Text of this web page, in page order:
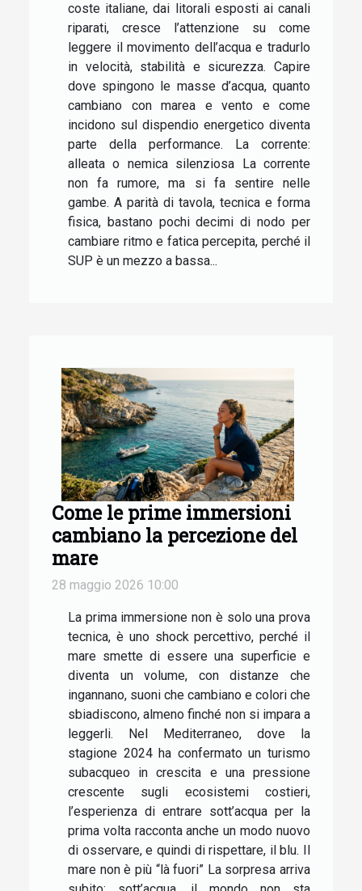
coste italiane, dai litorali esposti ai canali
riparati, cresce l’attenzione su come
leggere il movimento dell’acqua e tradurlo
in velocità, stabilità e sicurezza. Capire
dove spingono le masse d’acqua, quanto
cambiano con marea e vento e come
incidono sul dispendio energetico diventa
parte della performance. La corrente:
alleata o nemica silenziosa La corrente
non fa rumore, ma si fa sentire nelle
gambe. A parità di tavola, tecnica e forma
fisica, bastano pochi decimi di nodo per
cambiare ritmo e fatica percepita, perché il
SUP è un mezzo a bassa...
Come le prime immersioni
cambiano la percezione del
mare
28 maggio 2026 10:00
La prima immersione non è solo una prova
tecnica, è uno shock percettivo, perché il
mare smette di essere una superficie e
diventa un volume, con distanze che
ingannano, suoni che cambiano e colori che
sbiadiscono, almeno finché non si impara a
leggerli. Nel Mediterraneo, dove la
stagione 2024 ha confermato un turismo
subacqueo in crescita e una pressione
crescente sugli ecosistemi costieri,
l’esperienza di entrare sott’acqua per la
prima volta racconta anche un modo nuovo
di osservare, e quindi di rispettare, il blu. Il
mare non è più “là fuori” La sorpresa arriva